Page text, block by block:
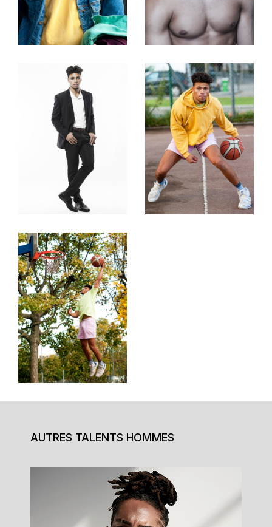
AUTRES TALENTS HOMMES